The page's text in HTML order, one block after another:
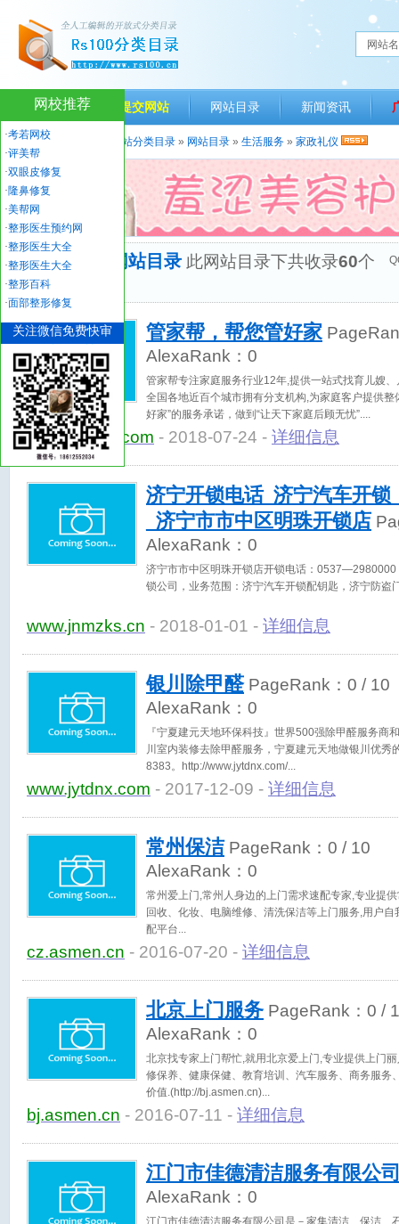
网站
网站首页 提交网站 网站目录 新闻资讯
当前位置： 人生一百网站分类目录 » 网站目录 » 生活服务 » 家政礼仪
“家政礼仪”网站目录 此网站目录下共收录60个
优秀网站
管家帮，帮您管好家
AlexaRank： 0
管家帮专注家庭服务行业12年,提供一站式找育儿嫂
全国各地近百个城市拥有分支机构,为家庭客户提供整
好家”的服务承诺，做到“让天下家庭后顾无忧”.
www.95081.com - 2018-07-24 - 详细信息
济宁开锁电话_济宁汽车开锁
_济宁市市中区明珠开锁店
AlexaRank： 0
济宁市市中区明珠开锁店开锁电话：
锁公司，业务范围：济宁汽车开锁配钥匙，济宁防盗
www.jnmzks.cn - 2018-01-01 - 详细信息
银川除甲醛PageRank： 0 / 10
AlexaRank： 0
『宁夏建元天地环保科技』世界500强除甲醛服务商
川室内装修去除甲醛服务，宁夏建元天地做银川优
8383。http://www.jytdnx.com/
www.jytdnx.com - 2017-12-09 - 详细信息
常州保洁PageRank： 0 / 10
AlexaRank： 0
常州爱上门,常州人身边的上门需求速配专家,专业提
回收、化妆、电脑维修、清洗保洁等上门服务,用户
配平台
cz.asmen.cn - 2016-07-20 - 详细信息
北京上门服务 PageRank： 0 /
AlexaRank： 0
北京找专家上门帮忙,就用北京爱上门,专业提供上门
修保养、健康保健、教育培训、汽车服务、商务服务
价值.(http://bj.asmen.cn)
bj.asmen.cn - 2016-07-11 - 详细信息
江门市佳德清洁服务有限公
AlexaRank： 0
网校推荐
·考若网校
·评美帮
·双眼皮修复
·隆鼻修复
·美帮网
·整形医生预约网
·整形医生大全
·整形医生大全
·整形百科
·面部整形修复
关注微信免费快审